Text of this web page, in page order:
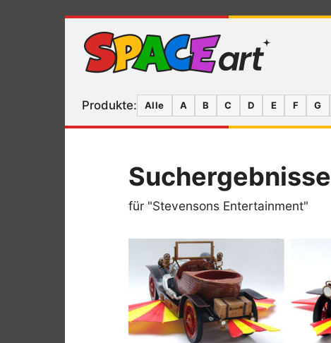
Produkte: Alle A B C D E F G
Suchergebnisse
für "Stevensons Entertainment"